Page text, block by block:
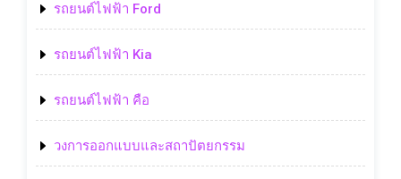
รถยนต์ไฟฟ้า Ford
รถยนต์ไฟฟ้า Kia
รถยนต์ไฟฟ้า คือ
วงการออกแบบและสถาปัตยกรรม